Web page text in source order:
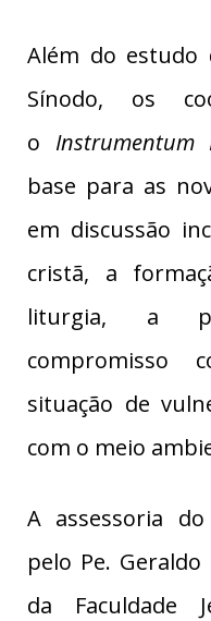
Além do estudo
Sínodo, os
o Instrumentum
base para as
em discussão
cristã, a
liturgia, a
compromisso
situação de
com o meio
A assessoria
pelo Pe.
da Faculdade